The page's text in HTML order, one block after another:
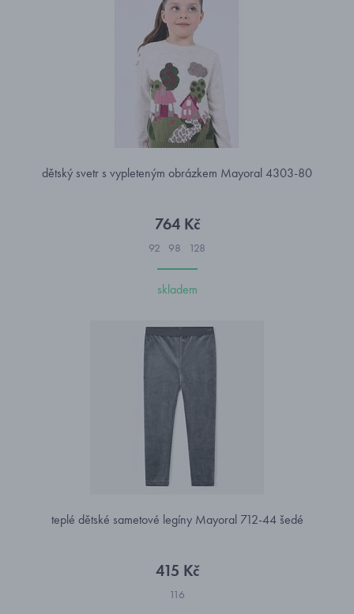
dětský svetr s vypleteným obrázkem Mayoral 4303-80
764 Kč
92 98 128
skladem
teplé dětské sametové legíny Mayoral 712-44 šedé
415 Kč
116